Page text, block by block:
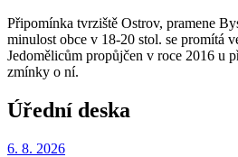
Připomínka tvrziště Ostrov, pramene
minulost obce v 18-20 stol. se promítá
Jedomělicům propůjčen v roce 2016 u
zmínky o ní.
Úřední deska
6. 8. 2026